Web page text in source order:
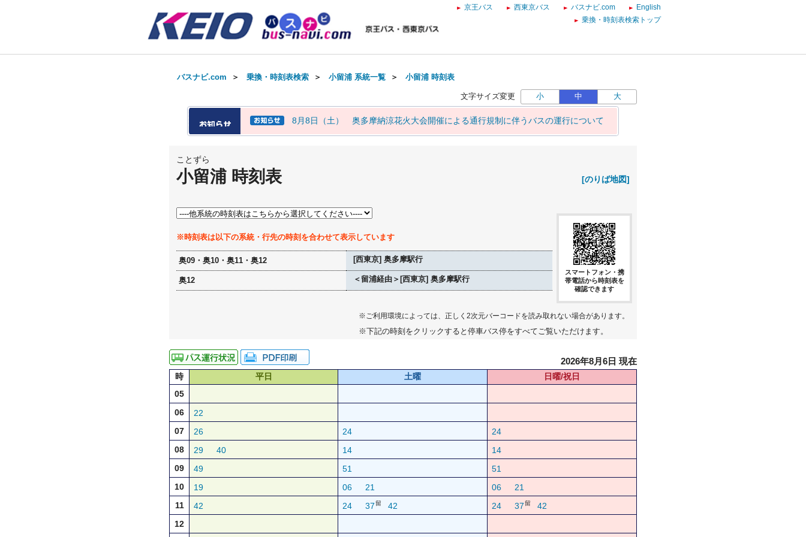
京王バス 西東京バス バスナビ.com
English
乗換・時刻表検索トップ
バスナビ.com ＞ 乗換・時刻表検索 ＞ 小留浦 系統一覧 ＞ 小留浦 時刻表
文字サイズ変更 小 中 大
8月8日（土） 奥多摩納涼花火大会開催による通行規制に伴うバスの運行について
ことずら
小留浦 時刻表 [のりば地図]
※時刻表は以下の系統・行先の時刻を合わせて表示しています
奥09・奥10・奥11・奥12 [西東京] 奥多摩駅行
奥12 ＜留浦経由＞[西東京] 奥多摩駅行
スマートフォン・携
帯電話から時刻表を
確認できます
※ご利用環境によっては、正しく2次元バーコードを読み取れない場合があります。
※下記の時刻をクリックすると停車バス停をすべてご覧いただけます。
2026年8月6日 現在
時 平日 土曜
日曜/祝日
05
06
22
07
26 24
24
08
29 40 14
14
09
49 51
51
10
19 06 21 06
21
11
42 24 37留 42 24 37留
42
12